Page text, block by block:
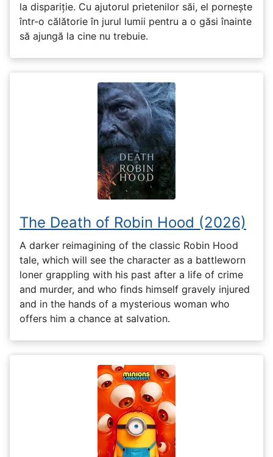
la dispariție. Cu ajutorul prietenilor săi, el pornește
într-o călătorie în jurul lumii pentru a o găsi înainte
să ajungă la cine nu trebuie.
The Death of Robin Hood (2026)
A darker reimagining of the classic Robin Hood
tale, which will see the character as a battleworn
loner grappling with his past after a life of crime
and murder, and who finds himself gravely injured
and in the hands of a mysterious woman who
offers him a chance at salvation.